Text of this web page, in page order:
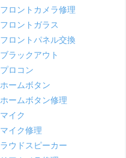
フロントカメラ修理
フロントガラス
フロントパネル交換
ブラックアウト
プロコン
ホームボタン
ホームボタン修理
マイク
マイク修理
ラウドスピーカー